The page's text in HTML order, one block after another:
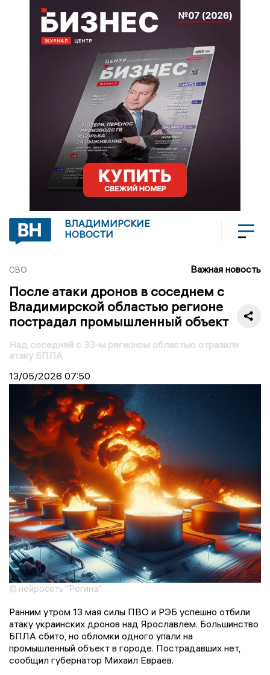
ВЛАДИМИРСКИЕ
НОВОСТИ
СВО Важная новость
После атаки дронов в соседнем с
Владимирской областью регионе
пострадал промышленный объект
Над соседней с 33-м регионом областью отразили
атаку БПЛА
13/05/2026 07:50
© нейросеть "Регина"
Ранним утром 13 мая силы ПВО и РЭБ успешно отбили
атаку украинских дронов над Ярославлем. Большинство
БПЛА сбито, но обломки одного упали на
промышленный объект в городе. Пострадавших нет,
сообщил губернатор Михаил Евраев.